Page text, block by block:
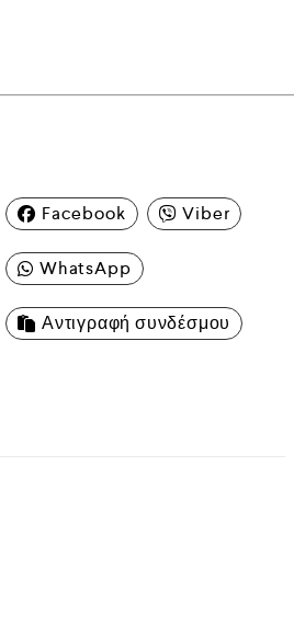
Facebook Viber
WhatsApp
Αντιγραφή συνδέσμου